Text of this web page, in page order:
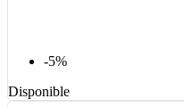
-5%
Disponible